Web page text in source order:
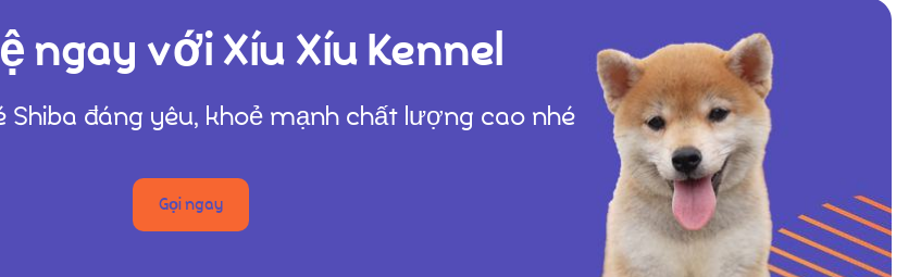
ngay với Xíu Xíu Kennel
Shiba đáng yêu, khoẻ mạnh chất lượng cao nhé
Gọi ngay